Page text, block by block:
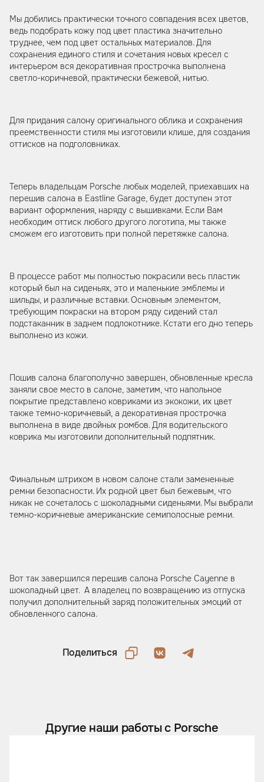
Мы добились практически точного совпадения всех цветов,
ведь подобрать кожу под цвет пластика значительно
труднее, чем под цвет остальных материалов. Для
сохранения единого стиля и сочетания новых кресел с
интерьером вся декоративная прострочка выполнена
светло-коричневой, практически бежевой, нитью.
Для придания салону оригинального облика и сохранения
преемственности стиля мы изготовили клише, для создания
оттисков на подголовниках.
Теперь владельцам Porsche любых моделей, приехавших на
перешив салона в Eastline Garage, будет доступен этот
вариант оформления, наряду с вышивками. Если Вам
необходим оттиск любого другого логотипа, мы также
сможем его изготовить при полной перетяжке салона.
В процессе работ мы полностью покрасили весь пластик
который был на сиденьях, это и маленькие эмблемы и
шильды, и различные вставки. Основным элементом,
требующим покраски на втором ряду сидений стал
подстаканник в заднем подлокотнике. Кстати его дно теперь
выполнено из кожи.
Пошив салона благополучно завершен, обновленные кресла
заняли свое место в салоне, заметим, что напольное
покрытие представлено ковриками из экокожи, их цвет
также темно-коричневый, а декоративная прострочка
выполнена в виде двойных ромбов. Для водительского
коврика мы изготовили дополнительный подпятник.
Финальным штрихом в новом салоне стали замененные
ремни безопасности. Их родной цвет был бежевым, что
никак не сочеталось с шоколадными сиденьями. Мы выбрали
темно-коричневые американские семиполосные ремни.
Вот так завершился перешив салона Porsche Cayenne в
шоколадный цвет. А владелец по возвращению из отпуска
получил дополнительный заряд положительных эмоций от
обновленного салона.
Поделиться
Другие наши работы с Porsche